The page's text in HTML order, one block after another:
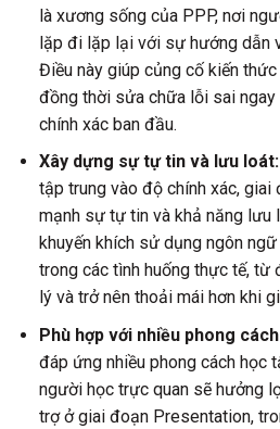
là xương sống của PPP, nơi
lặp đi lặp lại với sự hướng dẫn
Điều này giúp củng cố kiến
đồng thời sửa chữa lỗi sai
chính xác ban đầu.
Xây dựng sự tự tin và lưu loát:
tập trung vào độ chính xác,
mạnh sự tự tin và khả năng lưu
khuyến khích sử dụng ngôn
trong các tình huống thực tế, từ
lý và trở nên thoải mái hơn khi
Phù hợp với nhiều phong
đáp ứng nhiều phong cách học
người học trực quan sẽ hưởng
trợ ở giai đoạn Presentation,